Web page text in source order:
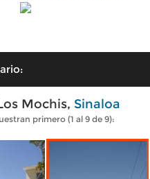
Mochis, Sinaloa
primero (1 al 9 de 9):